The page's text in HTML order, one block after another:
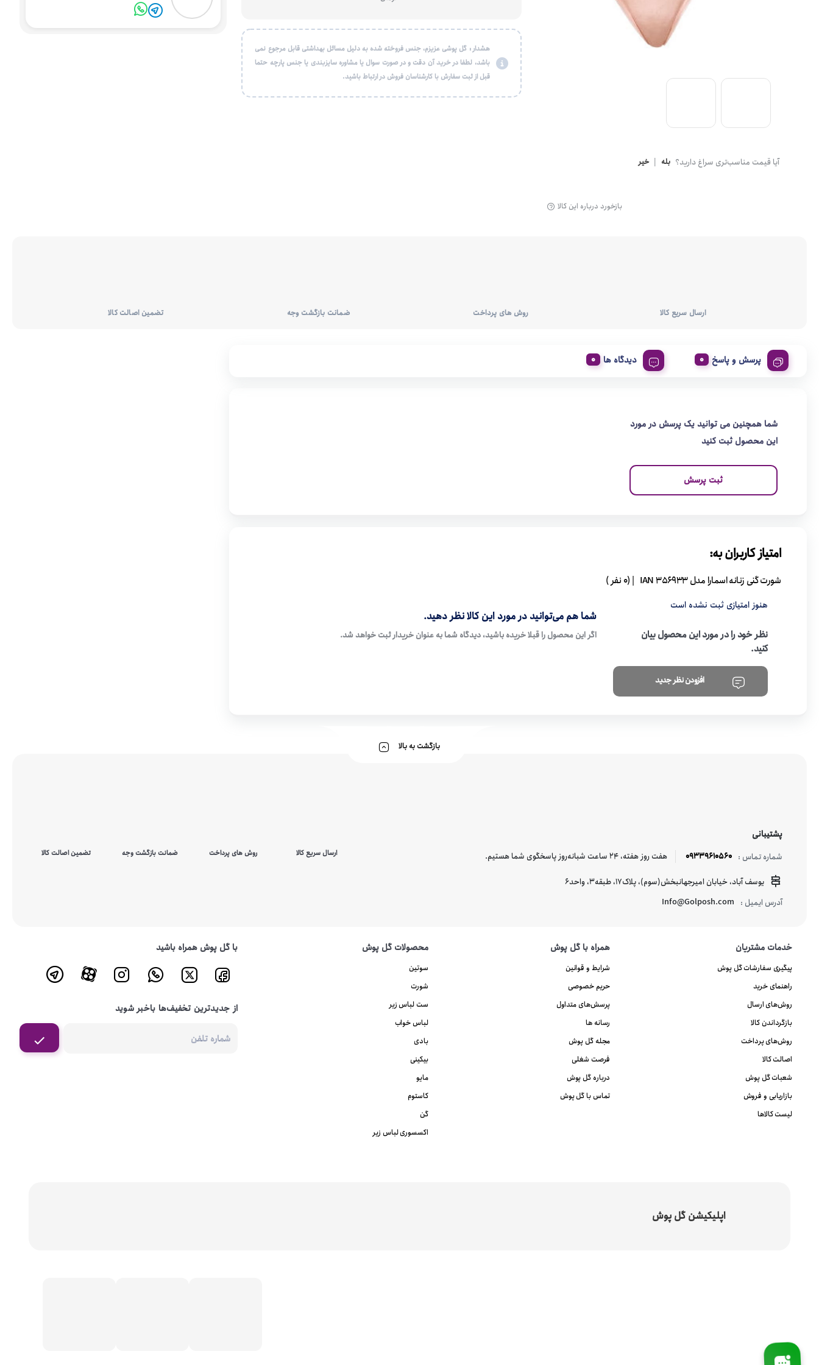
آیا قیمت مناسب‌تری سراغ دارید؟ بله خیر
بازخورد درباره این کالا
هشدار : گل پوشی عزیزم، جنس فروخته شده به دلیل مسائل بهداشتی قابل مرجوع نمی
باشد، لطفا در خرید آن دقت و در صورت سوال یا مشاوره سایزبندی یا جنس پارچه حتما
قبل از ثبت سفارش با کارشناسان فروش در ارتباط باشید.
ارسال سریع کالا روش های پرداخت ضمانت بازگشت وجه تضمین اصالت کالا
پرسش و پاسخ دیدگاه ها
شما همچنین می توانید یک پرسش در مورد
این محصول ثبت کنید
ثبت پرسش
امتیاز کاربران به:
شورت گنی زنانه اسمارا مدل IAN 356933 | (0 نفر )
هنوز امتیازی ثبت نشده است
نظر خود را در مورد این محصول بیان
کنید.
افزودن نظر جدید
شما هم می‌توانید در مورد این کالا نظر دهید.
اگر این محصول را قبلا خریده باشید، دیدگاه شما به عنوان خریدار ثبت خواهد شد.
بازگشت به بالا
پشتیبانی
شماره تماس : 09339610560
هفت روز هفته، ۲۴ ساعت شبانه‌روز پاسخگوی شما هستیم.
یوسف آباد، خیابان امیرجهانبخش(سوم)، پلاک17، طبقه3، واحد6
آدرس ایمیل : Info@Golposh.com
ارسال سریع کالا روش های پرداخت ضمانت بازگشت وجه تضمین اصالت کالا
خدمات مشتریان
پیگیری سفارشات گل پوش
راهنمای خرید
روش‌های ارسال
بازگرداندن کالا
روش‌های پرداخت
اصالت کالا
شعبات گل پوش
بازاریابی و فروش
لیست کالاها
همراه با گل پوش
شرایط و قوانین
حریم خصوصی
پرسش‌های متداول
رسانه ها
مجله گل پوش
فرصت شغلی
درباره گل پوش
تماس با گل پوش
محصولات گل پوش
سوتین
شورت
ست لباس زیر
لباس خواب
بادی
بیکینی
مایو
کاستوم
گن
اکسسوری لباس زیر
با گل پوش همراه باشید
از جدیدترین تخفیف‌ها باخبر شوید
اپلیکیشن گل پوش